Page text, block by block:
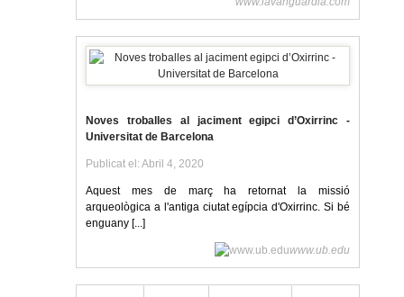
Noves troballes al jaciment egipci d’Oxirrinc -
Universitat de Barcelona
Publicat el: Abril 4, 2020
Aquest mes de març ha retornat la missió
arqueològica a l'antiga ciutat egípcia d'Oxirrinc. Si bé
enguany [...]
www.ub.edu